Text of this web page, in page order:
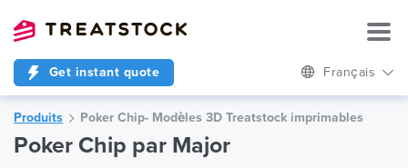
Get instant quote Français
Produits Poker Chip- Modèles 3D Treatstock imprimables
Poker Chip par Major